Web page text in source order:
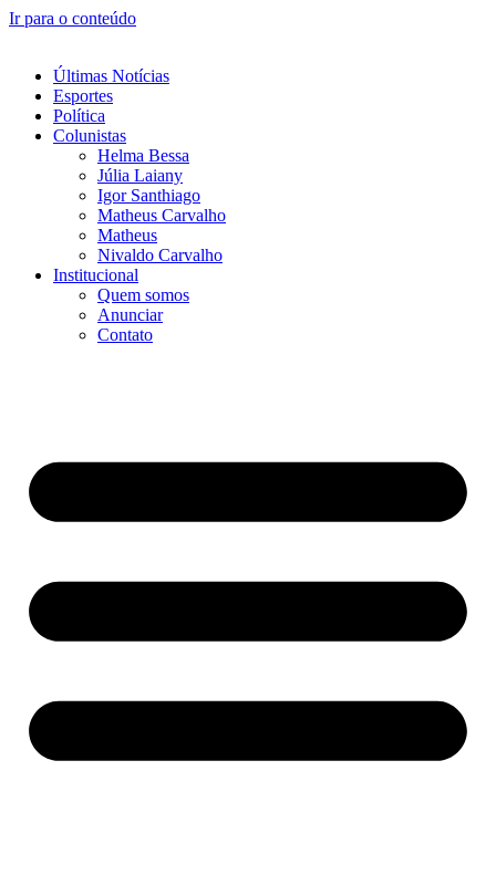
Ir para o conteúdo
Últimas Notícias
Esportes
Política
Colunistas
Helma Bessa
Júlia Laiany
Igor Santhiago
Matheus Carvalho
Matheus
Nivaldo Carvalho
Institucional
Quem somos
Anunciar
Contato